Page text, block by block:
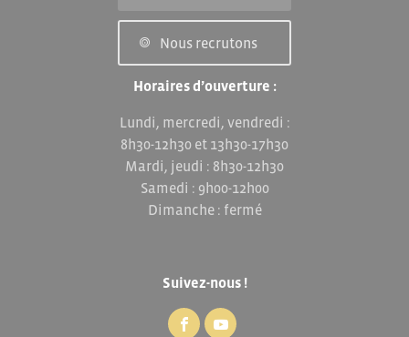
Nous recrutons
Horaires d’ouverture :
Lundi, mercredi, vendredi :
8h30-12h30 et 13h30-17h30
Mardi, jeudi : 8h30-12h30
Samedi : 9h00-12h00
Dimanche : fermé
Suivez-nous !